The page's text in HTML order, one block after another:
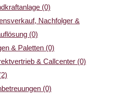
(0)
Nachfolger &
(0)
& Paletten (0)
& Callcenter (0)
(0)